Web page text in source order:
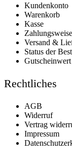
Kundenkonto
Warenkorb
Kasse
Versand &
Status der
Rechtliches
AGB
Widerruf
Vertrag
Impressum